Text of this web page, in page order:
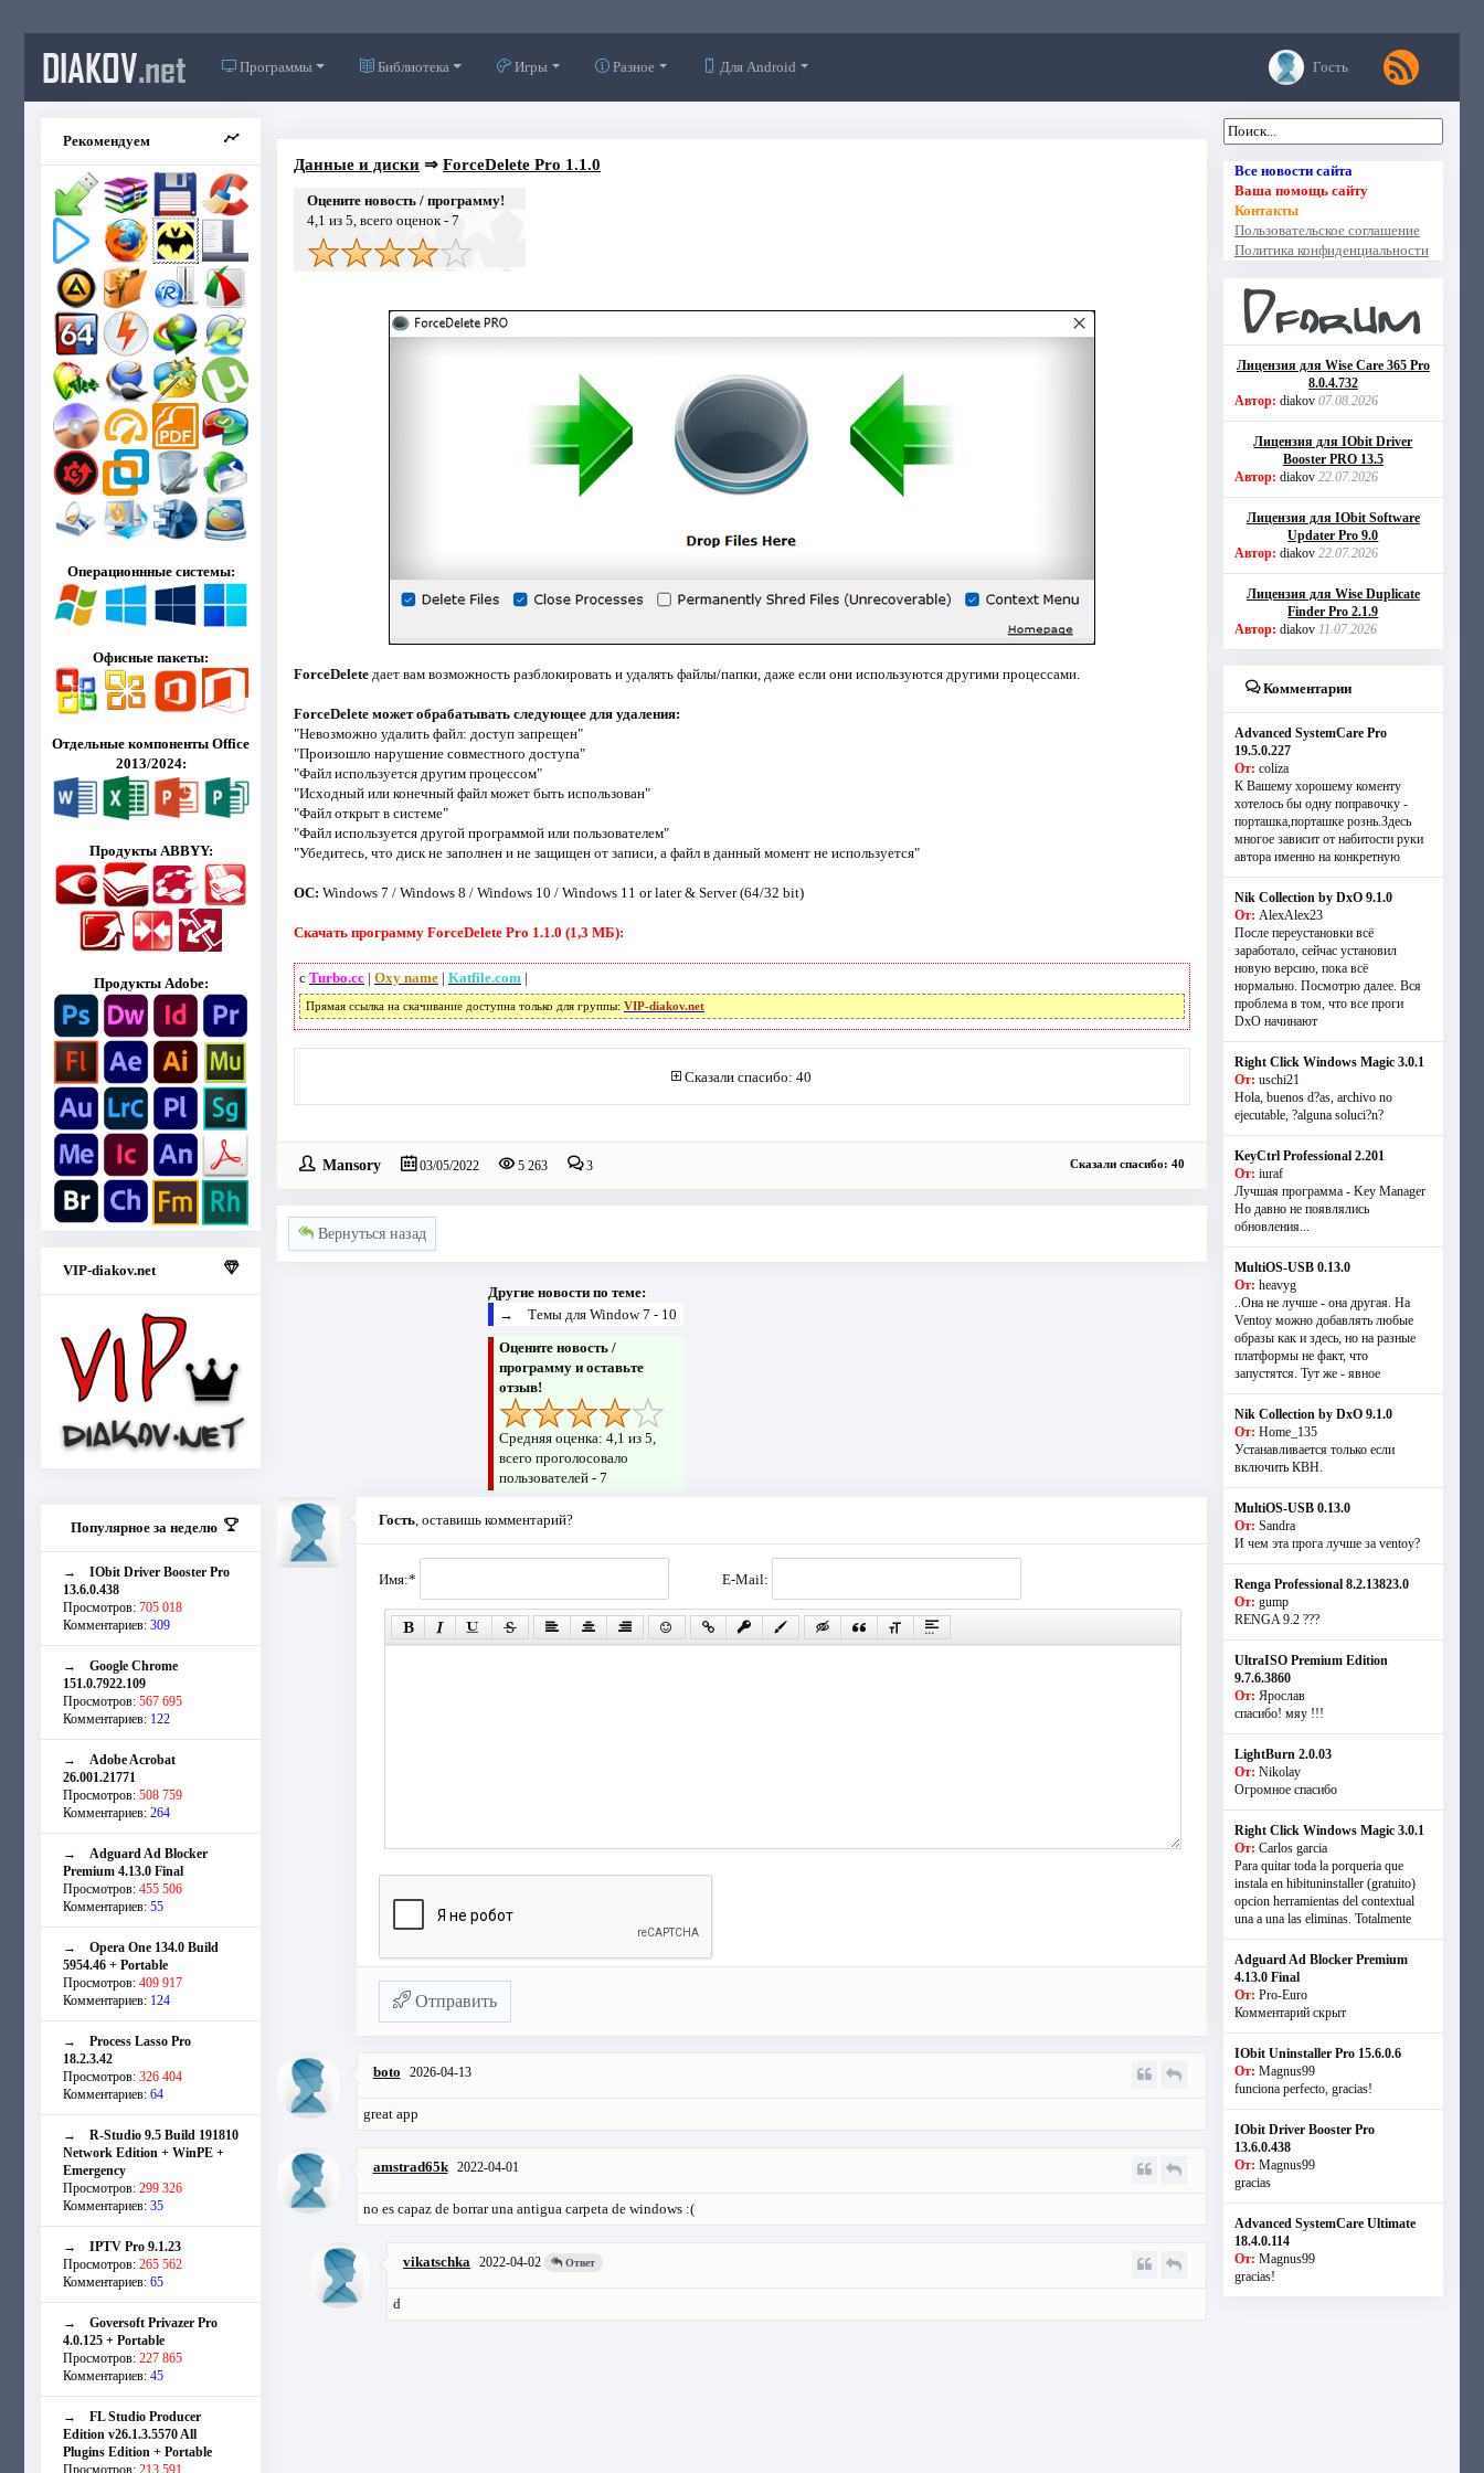
DIAKOV.net Программы Библиотека Игры Разное Для Android Гость
Рекомендуем
Операционнные системы:
Офисные пакеты:
Отдельные компоненты Office
2013/2024:
Продукты ABBYY:
Продукты Adobe:
VIP-diakov.net
Популярное за неделю
→ IObit Driver Booster Pro
13.6.0.438
Просмотров: 705 018
Комментариев: 309
→ Google Chrome
151.0.7922.109
Просмотров: 567 695
Комментариев: 122
→ Adobe Acrobat
26.001.21771
Просмотров: 508 759
Комментариев: 264
→ Adguard Ad Blocker
Premium 4.13.0 Final
Просмотров: 455 506
Комментариев: 55
→ Opera One 134.0 Build
5954.46 + Portable
Просмотров: 409 917
Комментариев: 124
→ Process Lasso Pro
18.2.3.42
Просмотров: 326 404
Комментариев: 64
→ R-Studio 9.5 Build 191810
Network Edition + WinPE +
Emergency
Просмотров: 299 326
Комментариев: 35
→ IPTV Pro 9.1.23
Просмотров: 265 562
Комментариев: 65
→ Goversoft Privazer Pro
4.0.125 + Portable
Просмотров: 227 865
Комментариев: 45
→ FL Studio Producer
Edition v26.1.3.5570 All
Plugins Edition + Portable
Просмотров: 213 591
Данные и диски⇒ ForceDelete Pro 1.1.0
Оцените новость / программу!
4,1 из 5, всего оценок - 7
ForceDeleteдает вам возможность разблокировать и удалять файлы/папки, даже если они используются другими процессами.
ForceDelete может обрабатывать следующее для удаления:
"Невозможно удалить файл: доступ запрещен"
"Произошло нарушение совместного доступа"
"Файл используется другим процессом"
"Исходный или конечный файл может быть использован"
"Файл открыт в системе"
"Файл используется другой программой или пользователем"
"Убедитесь, что диск не заполнен и не защищен от записи, а файл в данный момент не используется"
ОС: Windows 7 / Windows 8 / Windows 10 / Windows 11 or later & Server (64/32 bit)
Скачать программу ForceDelete Pro 1.1.0 (1,3 МБ):
с Turbo.cc| Oxy name| Katfile.com |
Прямая ссылка на скачивание доступна только для группы: VIP-diakov.net
Сказали спасибо: 40
Mansory 03/05/2022 5 263 3 Сказали спасибо: 40
Вернуться назад
Другие новости по теме:
→ Темы для Window 7 - 10
Оцените новость /
программу и оставьте
отзыв!
Средняя оценка: 4,1 из 5,
всего проголосовало
пользователей - 7
Гость, оставишь комментарий?
Имя:* E-Mail:
Отправить
boto 2026-04-13
great app
amstrad65k 2022-04-01
no es capaz de borrar una antigua carpeta de windows :(
vikatschka 2022-04-02 Ответ
d
Все новости сайта
Ваша помощь сайту
Контакты
Пользовательское соглашение
Политика конфиденциальности
Лицензия для Wise Care 365 Pro
8.0.4.732
Автор: diakov 07.08.2026
Лицензия для IObit Driver
Booster PRO 13.5
Автор: diakov 22.07.2026
Лицензия для IObit Software
Updater Pro 9.0
Автор: diakov 22.07.2026
Лицензия для Wise Duplicate
Finder Pro 2.1.9
Автор: diakov 11.07.2026
Комментарии
Advanced SystemCare Pro
19.5.0.227
От: coliza
К Вашему хорошему коменту
хотелось бы одну поправочку -
порташка,порташке рознь.Здесь
многое зависит от набитости руки
автора именно на конкретную
Nik Collection by DxO 9.1.0
От: AlexAlex23
После переустановки всё
заработало, сейчас установил
новую версию, пока всё
нормально. Посмотрю далее. Вся
проблема в том, что все проги
DxO начинают
Right Click Windows Magic 3.0.1
От: uschi21
Hola, buenos d?as, archivo no
ejecutable, ?alguna soluci?n?
KeyCtrl Professional 2.201
От: iuraf
Лучшая программа - Key Manager
Но давно не появлялись
обновления...
MultiOS-USB 0.13.0
От: heavyg
..Она не лучше - она другая. На
Ventoy можно добавлять любые
образы как и здесь, но на разные
платформы не факт, что
запустятся. Тут же - явное
Nik Collection by DxO 9.1.0
От: Home_135
Устанавливается только если
включить КВН.
MultiOS-USB 0.13.0
От: Sandra
И чем эта прога лучше за ventoy?
Renga Professional 8.2.13823.0
От: gump
RENGA 9.2 ???
UltraISO Premium Edition
9.7.6.3860
От: Ярослав
спасибо! мяу !!!
LightBurn 2.0.03
От: Nikolay
Огромное спасибо
Right Click Windows Magic 3.0.1
От: Carlos garcia
Para quitar toda la porqueria que
instala en hibituninstaller (gratuito)
opcion herramientas del contextual
una a una las eliminas. Totalmente
Adguard Ad Blocker Premium
4.13.0 Final
От: Pro-Euro
Комментарий скрыт
IObit Uninstaller Pro 15.6.0.6
От: Magnus99
funciona perfecto, gracias!
IObit Driver Booster Pro
13.6.0.438
От: Magnus99
gracias
Advanced SystemCare Ultimate
18.4.0.114
От: Magnus99
gracias!